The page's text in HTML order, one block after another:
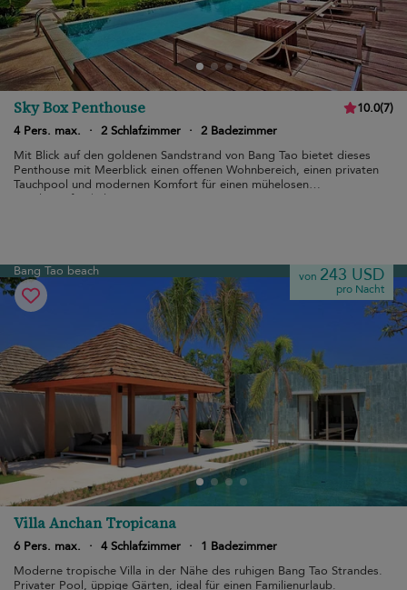
Sky Box Penthouse 10.0(7)
4 Pers. max.
· 2 Schlafzimmer · 2 Badezimmer
Mit Blick auf den goldenen Sandstrand von Bang Tao bietet dieses
Penthouse mit Meerblick einen offenen Wohnbereich, einen privaten
Tauchpool und modernen Komfort für einen mühelosen
Familienaufenthalt.
Bang Tao beach von 243 USD
pro Nacht
Villa Anchan Tropicana
6 Pers. max. · 4 Schlafzimmer ·
1 Badezimmer
Moderne tropische Villa in der Nähe des ruhigen Bang Tao Strandes.
Privater Pool, üppige Gärten, ideal für einen Familienurlaub.